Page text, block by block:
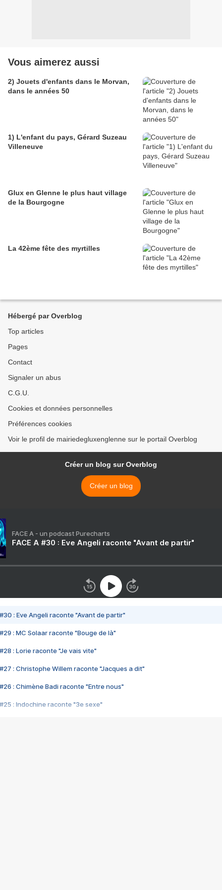
Vous aimerez aussi
2) Jouets d'enfants dans le Morvan,
dans le années 50
1) L'enfant du pays, Gérard Suzeau
Villeneuve
Glux en Glenne le plus haut village
de la Bourgogne
La 42ème fête des myrtilles
Hébergé par Overblog
Top articles
Pages
Contact
Signaler un abus
C.G.U.
Cookies et données personnelles
Préférences cookies
Voir le profil de mairiedegluxenglenne sur le portail Overblog
Créer un blog sur Overblog
Créer un blog
FACE A - un podcast Purecharts
FACE A #30 : Eve Angeli raconte "Avant de partir"
#30 : Eve Angeli raconte "Avant de partir"
#29 : MC Solaar raconte "Bouge de là"
#28 : Lorie raconte "Je vais vite"
#27 : Christophe Willem raconte "Jacques a dit"
#26 : Chimène Badi raconte "Entre nous"
#25 : Indochine raconte "3e sexe"